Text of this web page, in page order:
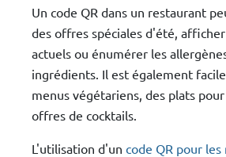
Un code QR dans un restaurant
des offres spéciales d'été,
actuels ou énumérer les
ingrédients. Il est également
menus végétariens, des plats
offres de cocktails.
L'utilisation d'un code QR pour les